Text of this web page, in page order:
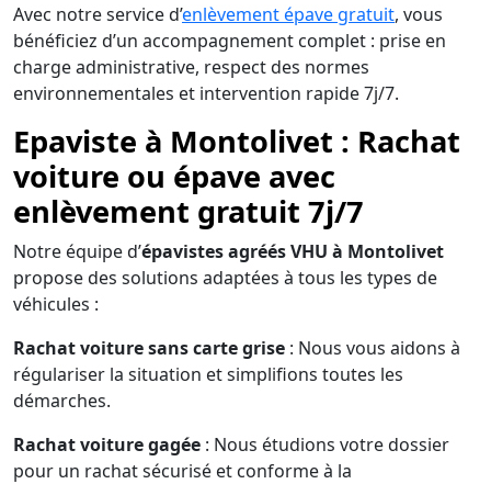
Avec notre service d’enlèvement épave gratuit, vous
bénéficiez d’un accompagnement complet : prise en
charge administrative, respect des normes
environnementales et intervention rapide 7j/7.
Epaviste à Montolivet : Rachat
voiture ou épave avec
enlèvement gratuit 7j/7
Notre équipe d’épavistes agréés VHU à Montolivet
propose des solutions adaptées à tous les types de
véhicules :
Rachat voiture sans carte grise : Nous vous aidons à
régulariser la situation et simplifions toutes les
démarches.
Rachat voiture gagée : Nous étudions votre dossier
pour un rachat sécurisé et conforme à la